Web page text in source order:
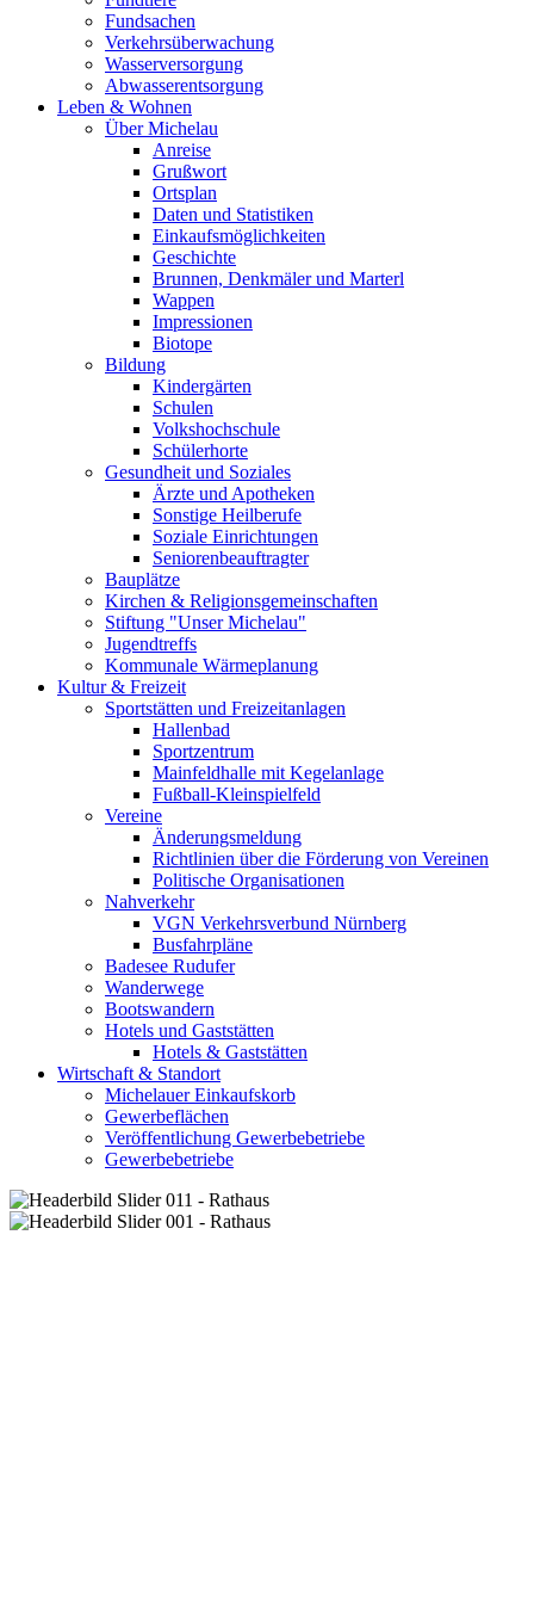
Fundsachen
Verkehrsüberwachung
Wasserversorgung
Abwasserentsorgung
Leben & Wohnen
Über Michelau
Anreise
Grußwort
Ortsplan
Daten und Statistiken
Einkaufsmöglichkeiten
Geschichte
Brunnen, Denkmäler und Marterl
Wappen
Impressionen
Biotope
Bildung
Kindergärten
Schulen
Volkshochschule
Schülerhorte
Gesundheit und Soziales
Ärzte und Apotheken
Sonstige Heilberufe
Soziale Einrichtungen
Seniorenbeauftragter
Bauplätze
Kirchen & Religionsgemeinschaften
Stiftung "Unser Michelau"
Jugendtreffs
Kommunale Wärmeplanung
Kultur & Freizeit
Sportstätten und Freizeitanlagen
Hallenbad
Sportzentrum
Mainfeldhalle mit Kegelanlage
Fußball-Kleinspielfeld
Vereine
Änderungsmeldung
Richtlinien über die Förderung von Vereinen
Politische Organisationen
Nahverkehr
VGN Verkehrsverbund Nürnberg
Busfahrpläne
Badesee Rudufer
Wanderwege
Bootswandern
Hotels und Gaststätten
Hotels & Gaststätten
Wirtschaft & Standort
Michelauer Einkaufskorb
Gewerbeflächen
Veröffentlichung Gewerbebetriebe
Gewerbebetriebe